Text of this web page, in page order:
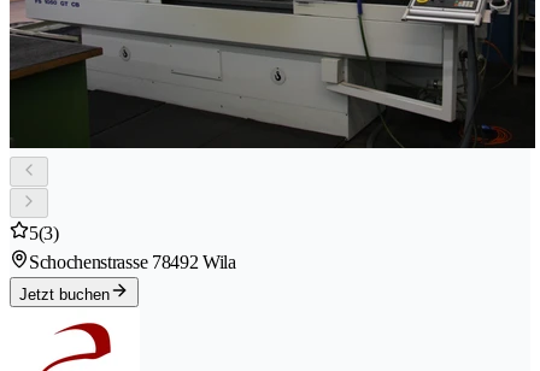
5(3)
Schochenstrasse 78492 Wila
Jetzt buchen